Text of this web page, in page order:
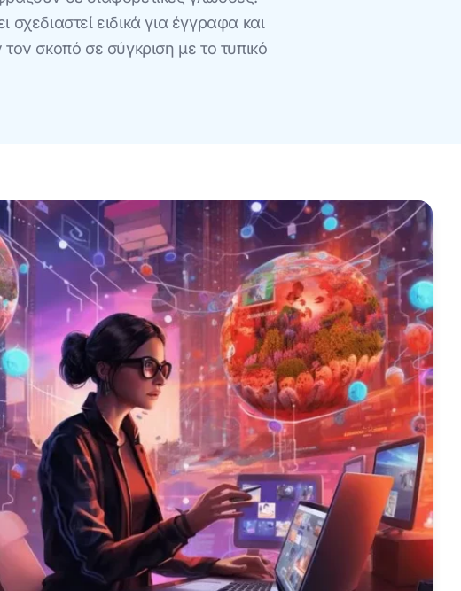
ειδικά για έγγραφα και
σκοπό σε σύγκριση με το τυπικό